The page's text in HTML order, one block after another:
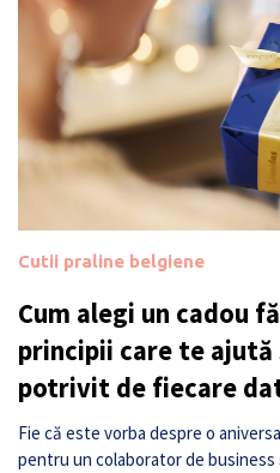
Cutii praline belgiene
Cum alegi un cadou
principii care te ajută
potrivit de fiecare
Fie că este vorba despre o
pentru un colaborator de business